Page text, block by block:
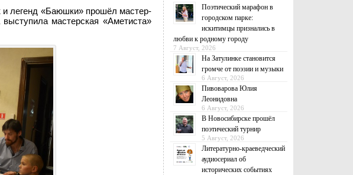
и легенд «Баюшки» прошёл мастер-
мастерская «Аметиста»
Поэтический марафон в
городском парке:
искитимцы признались в
любви к родному городу
7 Август, 2026
На Затулинке становится
громче от поэзии и музыки
6 Август, 2026
Пивоварова Юлия
Леонидовна
6 Август, 2026
В Новосибирске прошёл
поэтический турнир
5 Август, 2026
Литературно-краеведческий
аудиосериал об
исторических событиях